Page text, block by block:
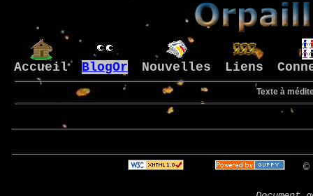
Accueil BlogOr Nouvelles Liens
Texte à
©